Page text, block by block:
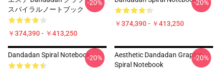
スパイラルノートブック
￥374,390 - ￥413,250
-20%
￥374,390 - ￥413,250
-20%
Dandadan Spiral Notebook-20%
Aesthetic Dandadan Graphic
Spiral Notebook
-20%